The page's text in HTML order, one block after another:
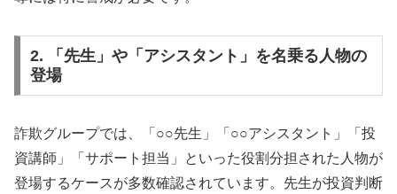
2. 「先生」や「アシスタント」を名乗る人物の
登場
詐欺グループでは、「○○先生」「○○アシスタント」「投
資講師」「サポート担当」といった役割分担された人物が
登場するケースが多数確認されています。先生が投資判断